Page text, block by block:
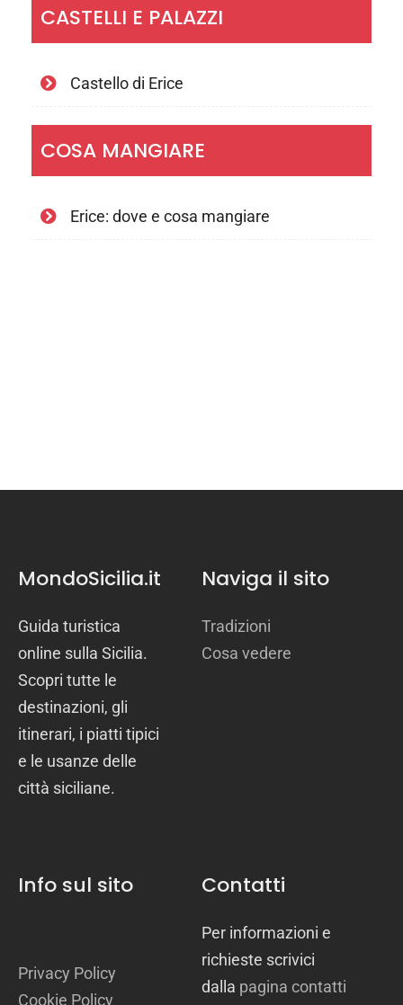
CASTELLI E PALAZZI
Castello di Erice
COSA MANGIARE
Erice: dove e cosa mangiare
MondoSicilia.it
Guida turistica
online sulla Sicilia.
Scopri tutte le
destinazioni, gli
itinerari, i piatti tipici
e le usanze delle
città siciliane.
Naviga il sito
Tradizioni
Cosa vedere
Info sul sito
Privacy Policy
Cookie Policy
Contatti
Per informazioni e
richieste scrivici
dalla pagina contatti